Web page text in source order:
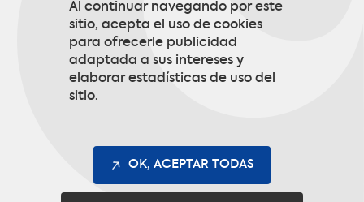
Términos de servicio
Política de confidencialidad
Gestión de cookies
Al continuar navegando por este
sitio, acepta el uso de cookies
para ofrecerle publicidad
adaptada a sus intereses y
elaborar estadísticas de uso del
sitio.
OK, ACEPTAR TODAS